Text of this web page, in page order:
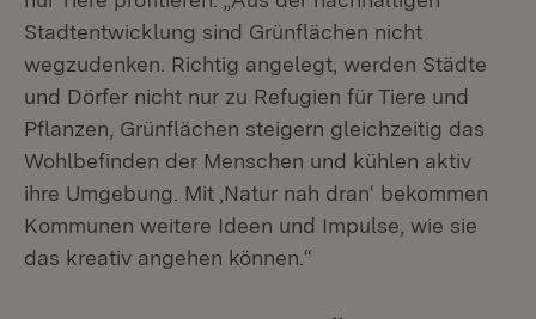
Stadtentwicklung sind Grünflächen nicht
wegzudenken. Richtig angelegt, werden Städte
und Dörfer nicht nur zu Refugien für Tiere und
Pflanzen, Grünflächen steigern gleichzeitig das
Wohlbefinden der Menschen und kühlen aktiv
ihre Umgebung. Mit ‚Natur nah dran‘ bekommen
Kommunen weitere Ideen und Impulse, wie sie
das kreativ angehen können.“